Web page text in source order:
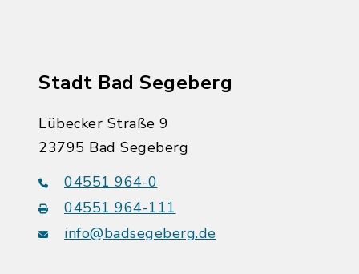
Stadt Bad Segeberg
Lübecker Straße 9
23795 Bad Segeberg
04551 964-0
04551 964-111
info@badsegeberg.de